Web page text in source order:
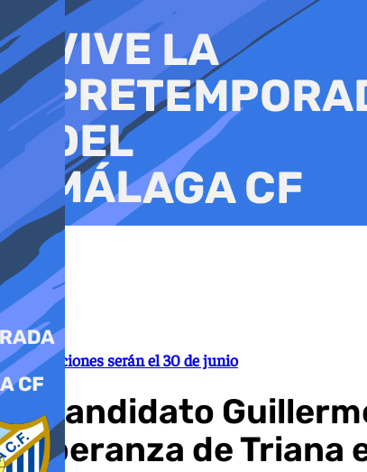
al
contenido
Las elecciones serán el 30 de junio
El candidato
Esperanza de Triana